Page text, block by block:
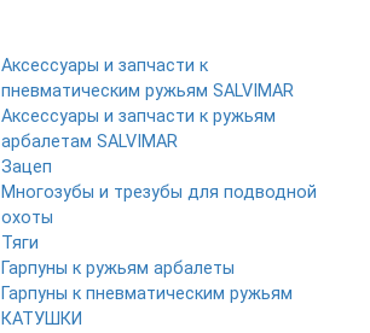
Аксессуары и запчасти к
пневматическим ружьям SALVIMAR
Аксессуары и запчасти к ружьям
арбалетам SALVIMAR
Зацеп
Многозубы и трезубы для подводной
охоты
Тяги
Гарпуны к ружьям арбалеты
Гарпуны к пневматическим ружьям
КАТУШКИ